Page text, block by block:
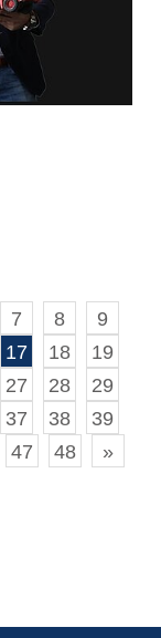
7 8
9
17 18
19
27 28
29
37 38
39
47 48 »